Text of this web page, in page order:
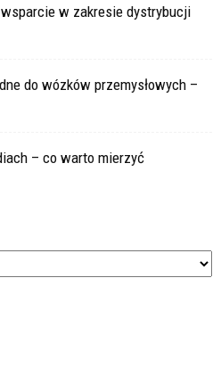
w zakresie dystrybucji
do wózków przemysłowych –
– co warto mierzyć